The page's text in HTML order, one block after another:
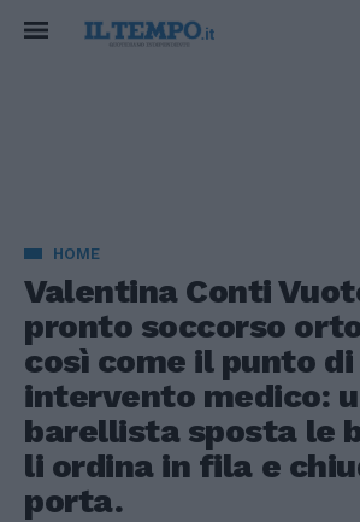
HOME
Valentina Conti
pronto soccorso
così come il punto
intervento medico:
barellista sposta le
li ordina in fila e
porta.